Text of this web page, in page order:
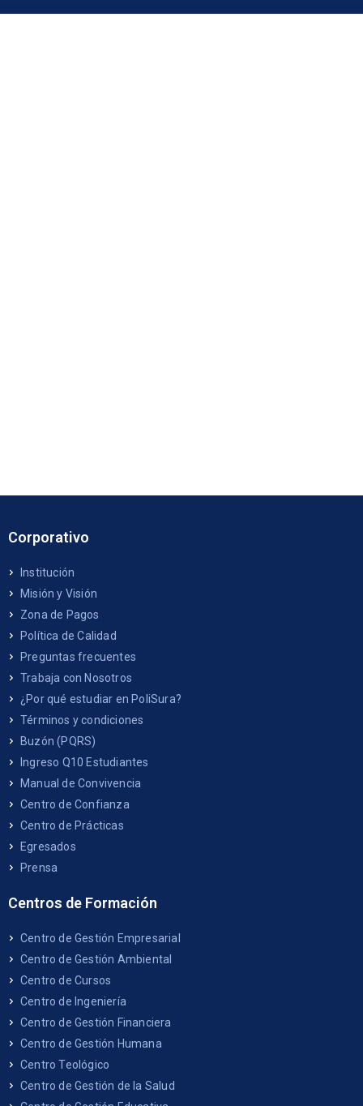
Corporativo
Institución
Misión y Visión
Zona de Pagos
Política de Calidad
Preguntas frecuentes
Trabaja con Nosotros
¿Por qué estudiar en PoliSura?
Términos y condiciones
Buzón (PQRS)
Ingreso Q10 Estudiantes
Manual de Convivencia
Centro de Confianza
Centro de Prácticas
Egresados
Prensa
Centros de Formación
Centro de Gestión Empresarial
Centro de Gestión Ambiental
Centro de Cursos
Centro de Ingeniería
Centro de Gestión Financiera
Centro de Gestión Humana
Centro Teológico
Centro de Gestión de la Salud